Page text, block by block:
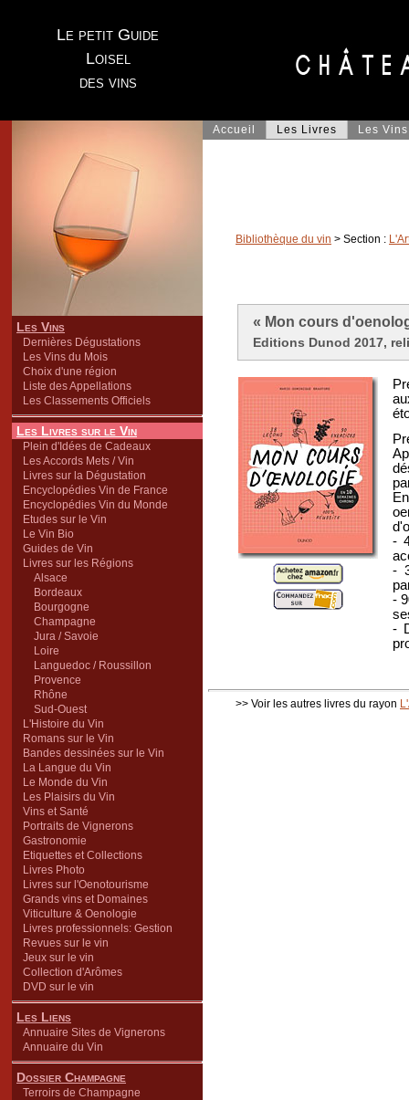
Le petit Guide
Loisel
des vins
Les Vins
Dernières Dégustations
Les Vins du Mois
Choix d'une région
Liste des Appellations
Les Classements Officiels
Les Livres sur le Vin
Plein d'Idées de Cadeaux
Les Accords Mets / Vin
Livres sur la Dégustation
Encyclopédies Vin de France
Encyclopédies Vin du Monde
Etudes sur le Vin
Le Vin Bio
Guides de Vin
Livres sur les Régions
Alsace
Bordeaux
Bourgogne
Champagne
Jura / Savoie
Loire
Languedoc / Roussillon
Provence
Rhône
Sud-Ouest
L'Histoire du Vin
Romans sur le Vin
Bandes dessinées sur le Vin
La Langue du Vin
Le Monde du Vin
Les Plaisirs du Vin
Vins et Santé
Portraits de Vignerons
Gastronomie
Etiquettes et Collections
Livres Photo
Livres sur l'Oenotourisme
Grands vins et Domaines
Viticulture & Oenologie
Livres professionnels: Gestion
Revues sur le vin
Jeux sur le vin
Collection d'Arômes
DVD sur le vin
Les Liens
Annuaire Sites de Vignerons
Annuaire du Vin
Dossier Champagne
Terroirs de Champagne
Accueil Les Livres Les Vins
Bibliothèque du vin > Section :
« Mon cours
Editions Dunod 2017,
-
-
-
-
>> Voir les autres livres du rayon